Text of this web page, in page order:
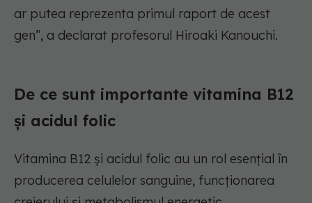
ar putea reprezenta primul raport de acest
gen”, a declarat profesorul Hiroaki Kanouchi.
De ce sunt importante vitamina B12
și acidul folic
Vitamina B12 și acidul folic au un rol esențial în
producerea celulelor sanguine, funcționarea